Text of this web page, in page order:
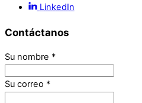
LinkedIn
Contáctanos
Su nombre *
Su correo *